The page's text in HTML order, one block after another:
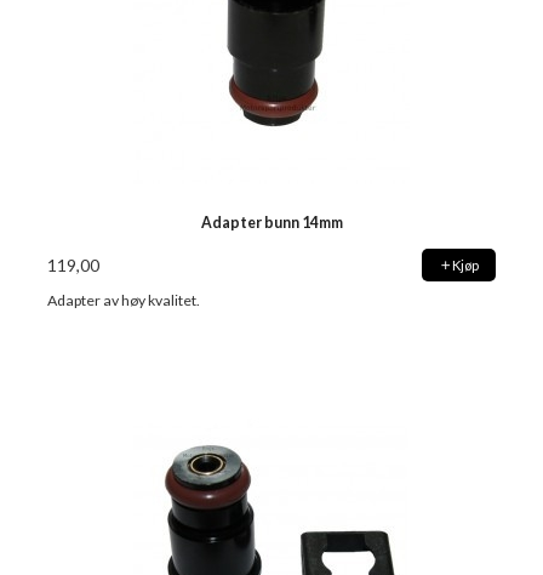
Adapter bunn 14mm
119,00 Kjøp
Adapter av høy kvalitet.